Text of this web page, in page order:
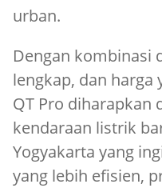
urban.
Dengan kombinasi
lengkap, dan harga
QT Pro diharapkan
kendaraan listrik
Yogyakarta yang
yang lebih efisien,